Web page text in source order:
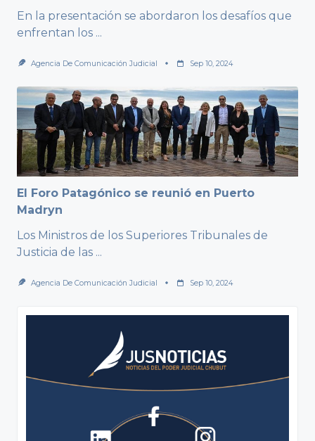
En la presentación se abordaron los desafíos que
enfrentan los ...
Agencia De Comunicación Judicial Sep 10, 2024
El Foro Patagónico se reunió en Puerto
Madryn
Los Ministros de los Superiores Tribunales de
Justicia de las ...
Agencia De Comunicación Judicial Sep 10, 2024